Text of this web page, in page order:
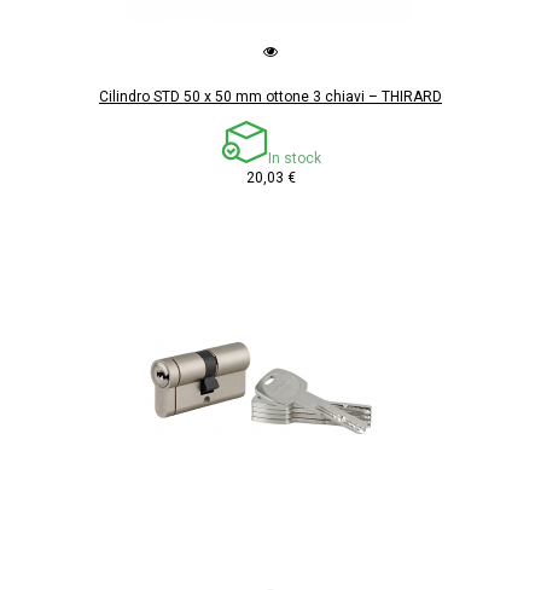
Cilindro STD 50 x 50 mm ottone 3 chiavi – THIRARD
In stock
20,03 €